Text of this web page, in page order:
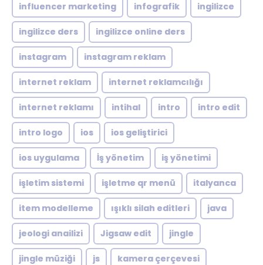
influencer marketing infografik ingilizce
ingilizce ders ingilizce online ders
instagram instagram reklam
internet reklam internet reklamcılığı
internet reklamı intihal intro intro edit
intro logo ios ios geliştirici
ios uygulama İş yönetim iş yönetimi
işletim sistemi işletme qr menü italyanca
item modelleme ışıklı silah editleri java
jeologi anailizi Jigsaw edit jingle
jingle müziği js kamera çerçevesi